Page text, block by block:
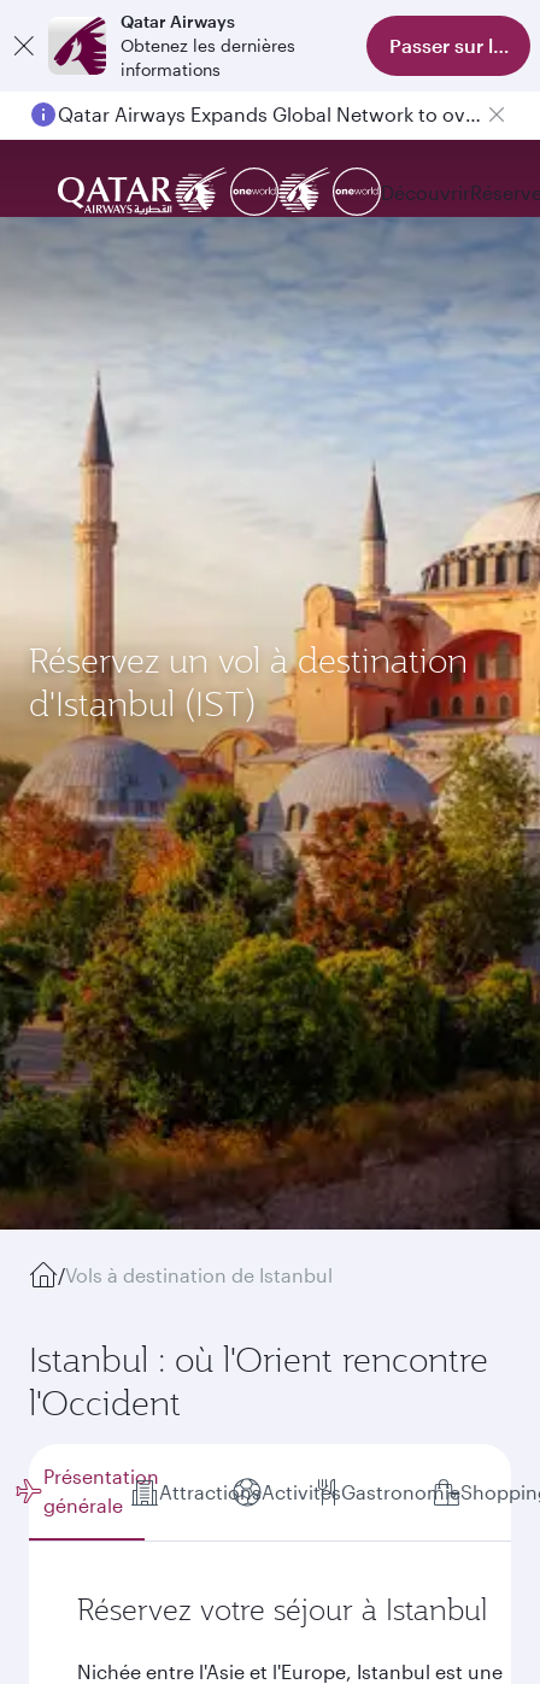
Qatar Airways
Obtenez les dernières
informations
Passer sur
Qatar Airways Expands Global Network to over 160 Destinations
Découvrir
Réservez un vol à destination
d'Istanbul (IST)
/Vols à destination de Istanbul
Istanbul : où l'Orient rencontre
l'Occident
Présentation
générale
AttractionsActivitésGastronomie
Réservez votre séjour à Istanbul
Nichée entre l'Asie et l'Europe, Istanbul est une